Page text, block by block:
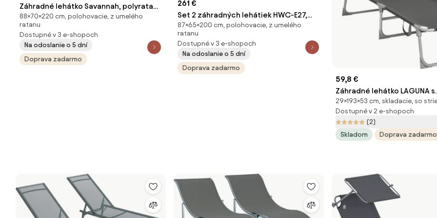
Záhradné lehátko Savannah, polyratan
- melír hnedý, sivý poťah
88×70×220 cm, polohovacie, z umelého
ratanu
Dostupné v 3 e-shopoch
Na odoslanie o 5 dní
Doprava zadarmo
261 €
Set 2 záhradných lehátiek HWC-E27,
čierny polyratan, tmavosivé vankúše
87×65×200 cm, polohovacie, z umelého
ratanu
Dostupné v 3 e-shopoch
Na odoslanie o 5 dní
Doprava zadarmo
59,8 €
Záhradné lehátko LAGUNA s
nastaviteľnou clonou,
tmavá šedá SongmicsHome
29×193×53 cm, skladacie, so
Dostupné v 2 e-shopoch
(2)
Skladom
Doprava zadarmo